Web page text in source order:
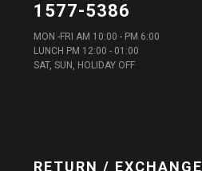
1577-5386
MON -FRI AM 10:00 - PM 6:00
LUNCH PM 12:00 - 01:00
SAT, SUN, HOLIDAY OFF
RETURN / EXCHANGE